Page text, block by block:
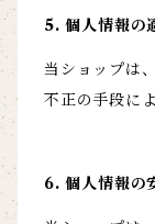
5. 個人情報の
当ショップは
不正の手段に
6. 個人情報の